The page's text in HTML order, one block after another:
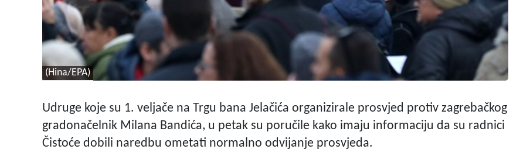
(Hina/EPA)
Udruge koje su 1. veljače na Trgu bana Jelačića organizirale prosvjed protiv zagrebačkog
gradonačelnik Milana Bandića, u petak su poručile kako imaju informaciju da su radnici
Čistoće dobili naredbu ometati normalno odvijanje prosvjeda.